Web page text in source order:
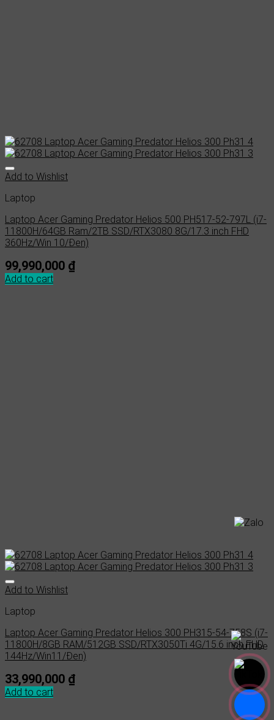
Add to Wishlist
Laptop
Laptop Acer Gaming Predator Helios 500 PH517-52-797L (i7-
11800H/64GB Ram/2TB SSD/RTX3080 8G/17.3 inch FHD
360Hz/Win 10/Đen)
99,990,000 ₫
Add to cart
Add to Wishlist
Laptop
Laptop Acer Gaming Predator Helios 300 PH315-54-758S (i7-
11800H/8GB RAM/512GB SSD/RTX3050Ti 4G/15.6 inch FHD
144Hz/Win11/Đen)
33,990,000 ₫
Add to cart